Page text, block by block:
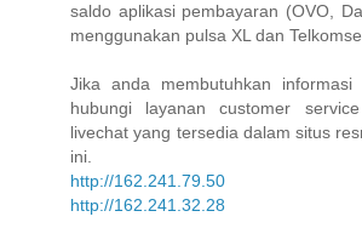
saldo aplikasi pembayaran (OVO,
menggunakan pulsa XL dan
Jika anda membutuhkan
hubungi layanan customer
livechat yang tersedia dalam situs
ini.
http://162.241.79.50
http://162.241.32.28